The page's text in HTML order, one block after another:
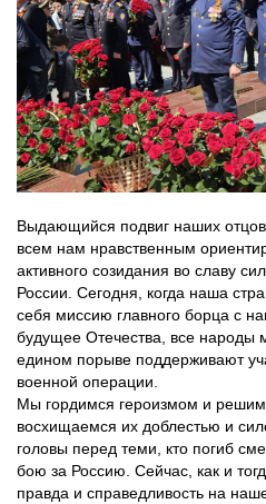
Выдающийся подвиг наших
всем нам нравственным
активного созидания во славу
России. Сегодня, когда наша
себя миссию главного борца с
будущее Отечества, все народы
едином порыве поддерживают
военной операции.
Мы гордимся героизмом и
восхищаемся их доблестью и
головы перед теми, кто погиб
бою за Россию. Сейчас, как и
правда и справедливость на